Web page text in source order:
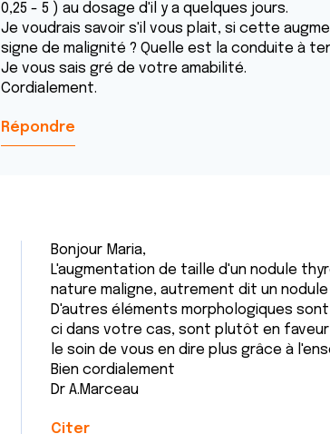
0,25 - 5 ) au dosage d'il y a quelques jours.
Je voudrais savoir s'il vous plait, si cette
signe de malignité ? Quelle est la conduite à
Je vous sais gré de votre amabilité.
Cordialement.
Répondre
Bonjour Maria,
L'augmentation de taille d'un nodule
nature maligne, autrement dit un
D'autres éléments morphologiques
ci dans votre cas, sont plutôt en faveur
le soin de vous en dire plus grâce à
Bien cordialement
Dr A.Marceau
Citer